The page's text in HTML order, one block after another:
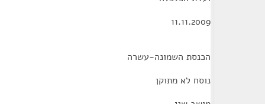
11.11.2009
הכנסת השמונה-עשרה
נוסח לא מתוקן